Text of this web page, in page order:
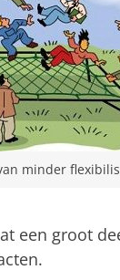
minder
een groot